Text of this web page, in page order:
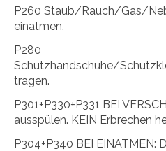
P260 Staub/Rauch/Gas/
einatmen.
P280
Schutzhandschuhe/
tragen.
P301+P330+P331 BEI
ausspülen. KEIN Erbrechen
P304+P340 BEI EINATMEN: